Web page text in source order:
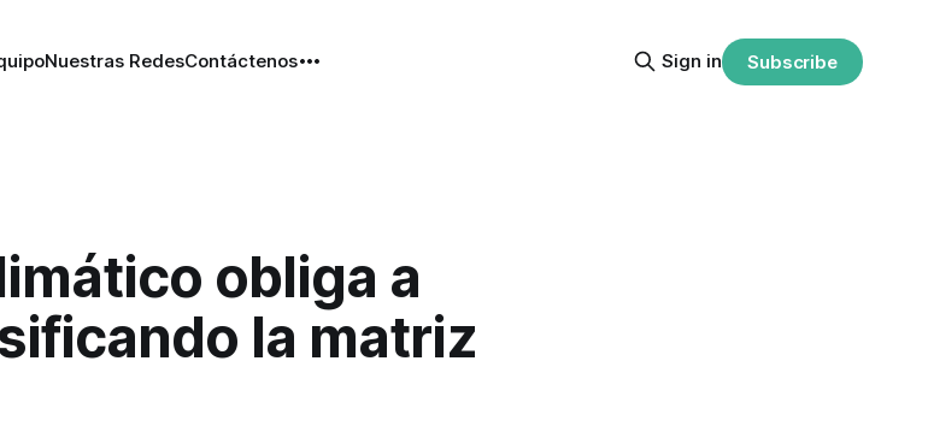
Nuestras RedesContáctenos Sign in Subscribe
obliga a
la matriz